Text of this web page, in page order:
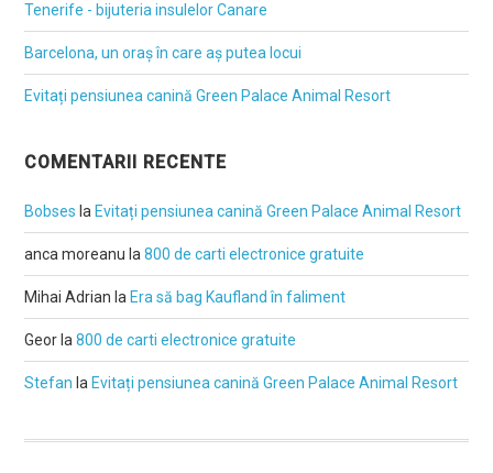
Tenerife - bijuteria insulelor Canare
Barcelona, un oraș în care aș putea locui
Evitați pensiunea canină Green Palace Animal Resort
COMENTARII RECENTE
Bobses la Evitați pensiunea canină Green Palace Animal Resort
anca moreanu la800 de carti electronice gratuite
Mihai Adrian la Era să bag Kaufland în faliment
Geor la800 de carti electronice gratuite
Stefan la Evitați pensiunea canină Green Palace Animal Resort